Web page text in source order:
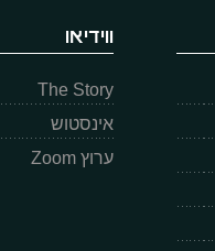
ווידיאו
The Story
אינסטוש
ערוץ Zoom